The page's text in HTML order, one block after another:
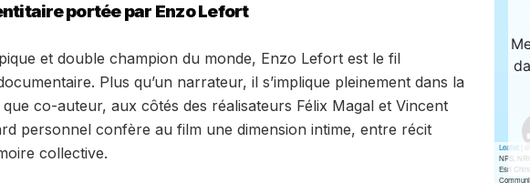
portée par Enzo Lefort
et double champion du monde, Enzo Lefort est le fil
Plus qu’un narrateur, il s’implique pleinement dans la
co-auteur, aux côtés des réalisateurs Félix Magal et Vincent
personnel confère au film une dimension intime, entre récit
collective.